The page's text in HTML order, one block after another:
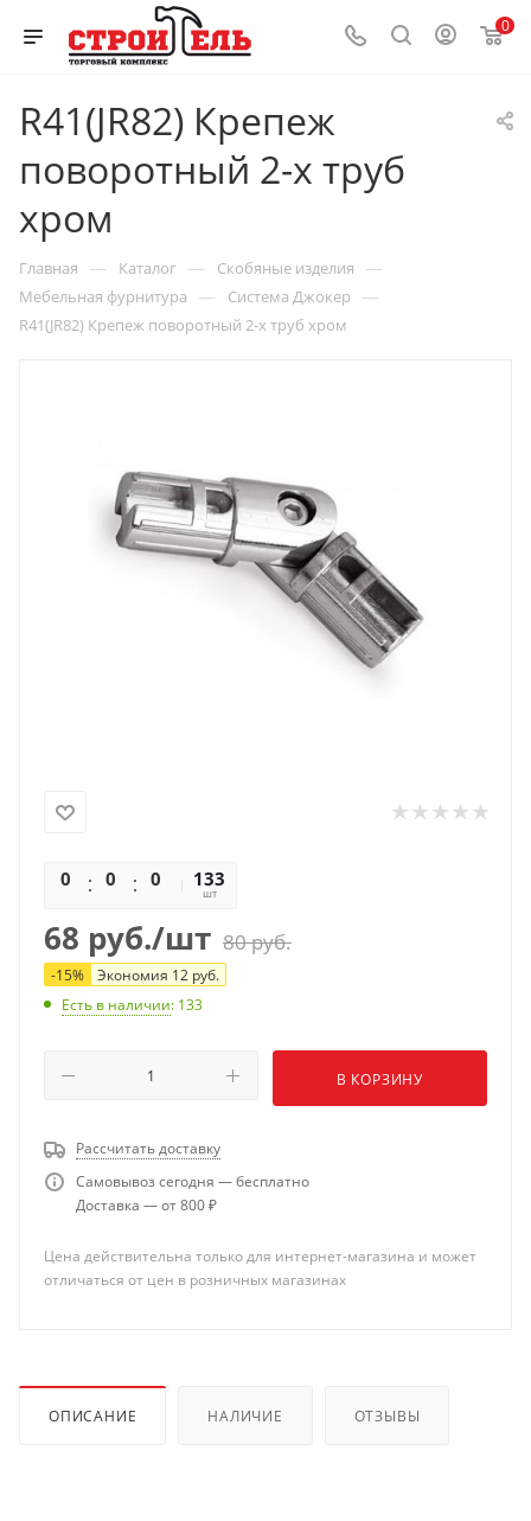
0
R41(JR82) Крепеж
поворотный 2-х труб
хром
Главная — Каталог — Скобяные изделия —
Мебельная фурнитура — Система Джокер —
R41(JR82) Крепеж поворотный 2-х труб хром
0 0 0 0
133
шт
68 руб./шт 80руб.
-15% Экономия 12 руб.
Есть в наличии: 133
В КОРЗИНУ
Рассчитать доставку
Самовывоз сегодня — бесплатно
Доставка — от 800 ₽
Цена действительна только для интернет-магазина и может
отличаться от цен в розничных магазинах
ОПИСАНИЕ НАЛИЧИЕ ОТЗЫВЫ